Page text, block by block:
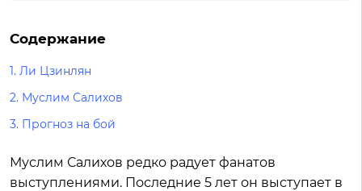
Содержание
1. Ли Цзинлян
2. Муслим Салихов
3. Прогноз на бой
Муслим Салихов редко радует фанатов
выступлениями. Последние 5 лет он выступает в